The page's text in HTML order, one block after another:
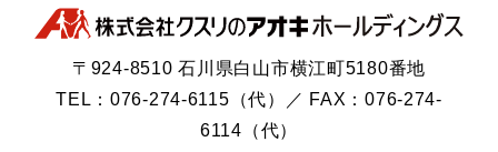
〒924-8510 石川県白山市横江町5180番地
TEL：076-274-6115（代）／ FAX：076-274-
6114（代）